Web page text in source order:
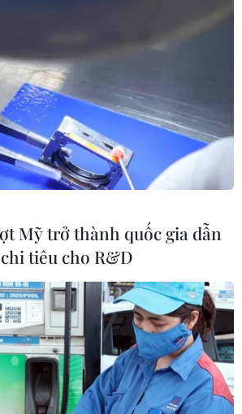
Mỹ trở thành quốc gia dẫn
tiêu cho R&D